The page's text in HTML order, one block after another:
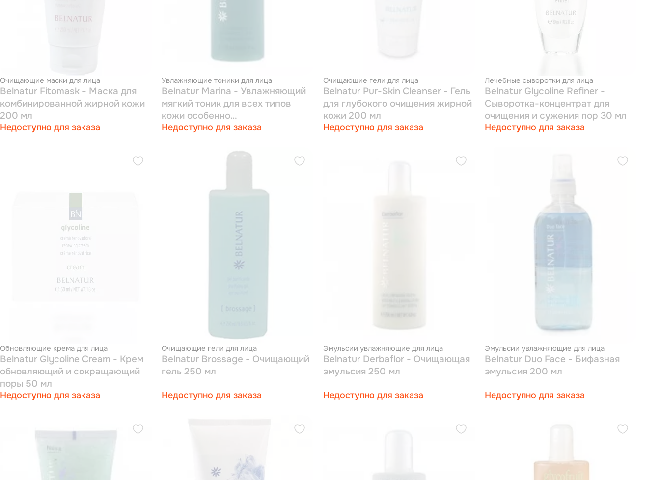
Очищающие маски для лица
Belnatur Fitomask - Маска для
комбинированной жирной кожи
200 мл
Недоступно для заказа
Увлажняющие тоники для лица
Belnatur Marina - Увлажняющий
мягкий тоник для всех типов
кожи особенно
сухой,обезвоженной и
Недоступно для заказа
Очищающие гели для лица
Belnatur Pur-Skin Cleanser - Гель
для глубокого очищения жирной
кожи 200 мл
Недоступно для заказа
Лечебные сыворотки для лица
Belnatur Glycoline Refiner -
Сыворотка-концентрат для
очищения и сужения пор 30 мл
Недоступно для заказа
Обновляющие крема для лица
Belnatur Glycoline Cream - Крем
обновляющий и сокращающий
поры 50 мл
Недоступно для заказа
Очищающие гели для лица
Belnatur Brossage - Очищающий
гель 250 мл
Недоступно для заказа
Эмульсии увлажняющие для лица
Belnatur Derbaflor - Очищающая
эмульсия 250 мл
Недоступно для заказа
Эмульсии увлажняющие для лица
Belnatur Duo Face - Бифазная
эмульсия 200 мл
Недоступно для заказа